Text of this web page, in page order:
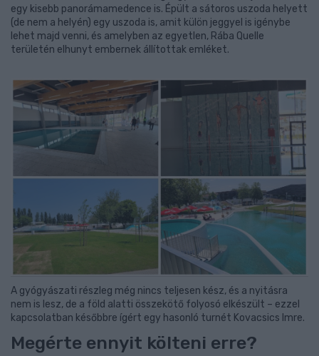
egy kisebb panorámamedence is. Épült a sátoros uszoda helyett
(de nem a helyén) egy uszoda is, amit külön jeggyel is igénybe
lehet majd venni, és amelyben az egyetlen, Rába Quelle
területén elhunyt embernek állítottak emléket.
A gyógyászati részleg még nincs teljesen kész, és a nyitásra
nem is lesz, de a föld alatti összekötő folyosó elkészült – ezzel
kapcsolatban későbbre ígért egy hasonló turnét Kovacsics Imre.
Megérte ennyit költeni erre?